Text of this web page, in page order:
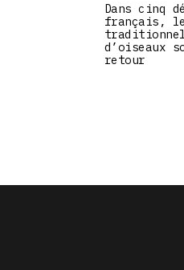
Dans cinq
français,
d’oiseaux
retour